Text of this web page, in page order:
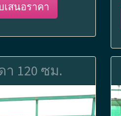
สนอราคา
120 ซม.